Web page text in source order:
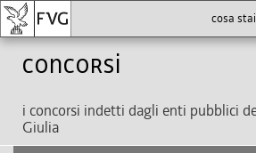
Concorsi
i concorsi indetti dagli enti pubblici
Giulia